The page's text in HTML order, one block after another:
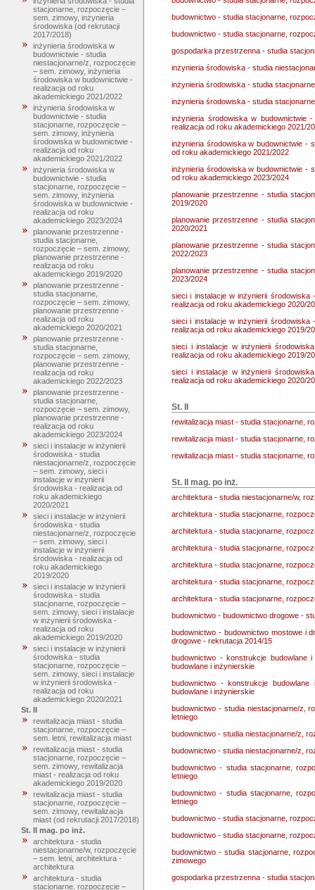
stacjonarne, rozpoczęcie –
sem. zimowy, inżynieria
środowiska (od rekrutacji
2017/2018)
inżynieria środowiska w
budownictwie - studia
niestacjonarne/z, rozpoczęcie
– sem. zimowy, inżynieria
środowiska w budownictwie -
realizacja od roku
akademickiego 2021/2022
inżynieria środowiska w
budownictwie - studia
stacjonarne, rozpoczęcie –
sem. zimowy, inżynieria
środowiska w budownictwie -
realizacja od roku
akademickiego 2021/2022
inżynieria środowiska w
budownictwie - studia
stacjonarne, rozpoczęcie –
sem. zimowy, inżynieria
środowiska w budownictwie -
realizacja od roku
akademickiego 2023/2024
planowanie przestrzenne -
studia stacjonarne,
rozpoczęcie – sem. zimowy,
planowanie przestrzenne -
realizacja od roku
akademickiego 2019/2020
planowanie przestrzenne -
studia stacjonarne,
rozpoczęcie – sem. zimowy,
planowanie przestrzenne -
realizacja od roku
akademickiego 2020/2021
planowanie przestrzenne -
studia stacjonarne,
rozpoczęcie – sem. zimowy,
planowanie przestrzenne -
realizacja od roku
akademickiego 2022/2023
planowanie przestrzenne -
studia stacjonarne,
rozpoczęcie – sem. zimowy,
planowanie przestrzenne -
realizacja od roku
akademickiego 2023/2024
sieci i instalacje w inżynierii
środowiska - studia
niestacjonarne/z, rozpoczęcie
– sem. zimowy, sieci i
instalacje w inżynierii
środowiska - realizacja od
roku akademickiego
2020/2021
sieci i instalacje w inżynierii
środowiska - studia
niestacjonarne/z, rozpoczęcie
– sem. zimowy, sieci i
instalacje w inżynierii
środowiska - realizacja od
roku akademickiego
2019/2020
sieci i instalacje w inżynierii
środowiska - studia
stacjonarne, rozpoczęcie –
sem. zimowy, sieci i instalacje
w inżynierii środowiska -
realizacja od roku
akademickiego 2019/2020
sieci i instalacje w inżynierii
środowiska - studia
stacjonarne, rozpoczęcie –
sem. zimowy, sieci i instalacje
w inżynierii środowiska -
realizacja od roku
akademickiego 2020/2021
St. II
rewitalizacja miast - studia
stacjonarne, rozpoczęcie –
sem. letni, rewitalizacja miast
rewitalizacja miast - studia
stacjonarne, rozpoczęcie –
sem. zimowy, rewitalizacja
miast - realizacja od roku
akademickiego 2019/2020
rewitalizacja miast - studia
stacjonarne, rozpoczęcie –
sem. zimowy, rewitalizacja
miast (od rekrutacji 2017/2018)
St. II mag. po inż.
architektura - studia
niestacjonarne/w, rozpoczęcie
– sem. letni, architektura -
architektura
architektura - studia
stacjonarne, rozpoczęcie –
budownictwo - studia stacjonarne,
budownictwo - studia stacjonarne,
gospodarka przestrzenna - studia
inżynieria środowiska - studia
inżynieria środowiska - studia
inżynieria środowiska - studia
inżynieria środowiska w budownictwie
realizacja od roku akademickiego 2021/
inżynieria środowiska w budownictwie -
od roku akademickiego 2021/2022
inżynieria środowiska w budownictwie -
od roku akademickiego 2023/2024
planowanie przestrzenne - studia
2019/2020
planowanie przestrzenne - studia
2020/2021
planowanie przestrzenne - studia
2022/2023
planowanie przestrzenne - studia
2023/2024
sieci i instalacje w inżynierii
realizacja od roku akademickiego 2020/
sieci i instalacje w inżynierii
realizacja od roku akademickiego 2019/
sieci i instalacje w inżynierii
realizacja od roku akademickiego 2019/
sieci i instalacje w inżynierii
realizacja od roku akademickiego 2020/
St. II
rewitalizacja miast - studia stacjonarne,
rewitalizacja miast - studia stacjonarne,
rewitalizacja miast - studia stacjonarne,
St. II mag. po inż.
architektura - studia niestacjonarne/w,
architektura - studia stacjonarne,
architektura - studia stacjonarne,
architektura - studia stacjonarne,
architektura - studia stacjonarne,
architektura - studia stacjonarne,
architektura - studia stacjonarne,
budownictwo - budownictwo drogowe -
budownictwo - budownictwo mostowe i
drogowe - rekrutacja 2014/15
budownictwo - konstrukcje budowlane
budowlane i inżynierskie
budownictwo - konstrukcje
budowlane i inżynierskie
budownictwo - studia niestacjonarne/z,
letniego
budownictwo - studia niestacjonarne/z,
budownictwo - studia niestacjonarne/z,
budownictwo - studia stacjonarne,
letniego
budownictwo - studia stacjonarne,
letniego
budownictwo - studia stacjonarne,
budownictwo - studia stacjonarne,
budownictwo - studia stacjonarne,
zimowego
gospodarka przestrzenna - studia